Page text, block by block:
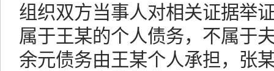
组织双方当事人对相关证据举
属于王某的个人债务，不属于
余元债务由王某个人承担，张